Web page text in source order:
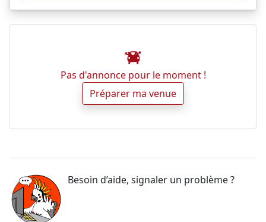
Pas d'annonce pour le moment !
Préparer ma venue
Besoin d’aide, signaler un problème ?